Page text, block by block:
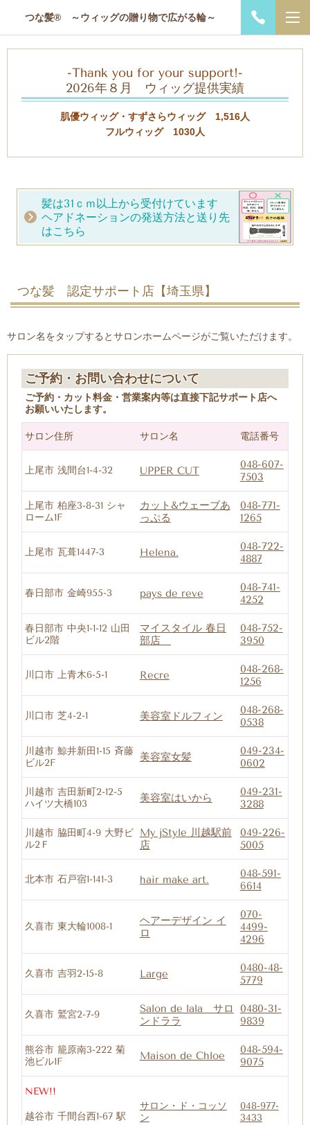
つな髪® ～ウィッグの贈り物で広がる輪～
-Thank you for your support!-
2026年８月 ウィッグ提供実績
肌優ウィッグ・すずさらウィッグ 1,516人
フルウィッグ 1030人
髪は31ｃｍ以上から受付けています
ヘアドネーションの発送方法と送り先
はこちら
つな髪 認定サポート店【埼玉県】
サロン名をタップするとサロンホームページがご覧いただけます。
ご予約・お問い合わせについて
ご予約・カット料金・営業案内等は直接下記サポート店へ
お願いいたします。
サロン住所 サロン名 電話番号
上尾市 浅間台1-4-32 UPPER CUT
048-607-
7503
上尾市 柏座3-8-31 シャ
ローム1F
カット&ウェーブあ
っぷる
048-771-
1265
上尾市 瓦葺1447-3 Helena.
048-722-
4887
春日部市 金崎955-3 pays de reve
048-741-
4252
春日部市 中央1-1-12 山田
ビル2階
マイスタイル 春日
部店
048-752-
3950
川口市 上青木6-5-1 Recre
048-268-
1256
川口市 芝4-2-1 美容室ドルフィン
048-268-
0538
川越市 鯨井新田1-15 斉藤
ビル2F
美容室女髪
049-234-
0602
川越市 吉田新町2-12-5
ハイツ大橋103
美容室はいから
049-231-
3288
川越市 脇田町4-9 大野ビ
ル2Ｆ
My jStyle 川越駅前
店
049-226-
5005
北本市 石戸宿1-141-3 hair make art.
048-591-
6614
久喜市 東大輪1008-1
ヘアーデザイン イ
ロ
070-
4499-
4296
久喜市 吉羽2-15-8 Large
0480-48-
5779
久喜市 鷲宮2-7-9
Salon de lala サロ
ンドララ
0480-31-
9839
熊谷市 籠原南3-222 菊
池ビル1F
Maison de Chloe
048-594-
9075
NEW!!
越谷市 千間台西1-67 駅
サロン・ド・コッソ
ン
048-977-
3433